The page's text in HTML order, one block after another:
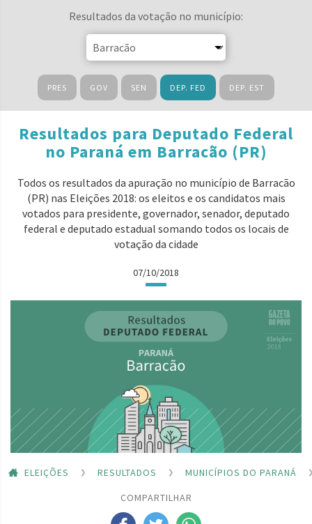
Resultados da votação no município:
PRES GOV SEN DEP. FED DEP. EST
Resultados para Deputado Federal
no Paraná em Barracão (PR)
Todos os resultados da apuração no município de Barracão
(PR) nas Eleições 2018: os eleitos e os candidatos mais
votados para presidente, governador, senador, deputado
federal e deputado estadual somando todos os locais de
votação da cidade
07/10/2018
ELEIÇÕES RESULTADOS
MUNICÍPIOS DO PARANÁ
COMPARTILHAR